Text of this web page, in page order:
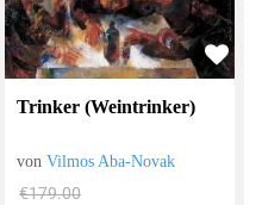
Trinker (Weintrinker)
vonVilmos Aba-Novak
€179.00